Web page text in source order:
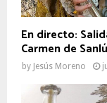
En directo:
Carmen de
by Jesús Moreno